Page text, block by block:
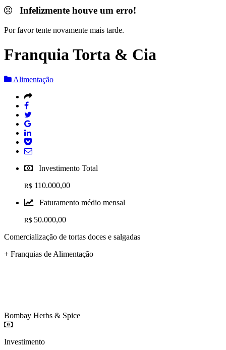
Infelizmente houve um erro!
Por favor tente novamente mais tarde.
Franquia Torta & Cia
Alimentação
Investimento Total
R$ 110.000,00
Faturamento médio mensal
R$ 50.000,00
Comercialização de tortas doces e salgadas
+ Franquias de Alimentação
Bombay Herbs & Spice
Investimento